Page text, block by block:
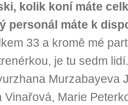
kolik koní máte
personál máte k
33 a kromě mé
je tu sedm
Murzabayeva
Vinařová, Marie